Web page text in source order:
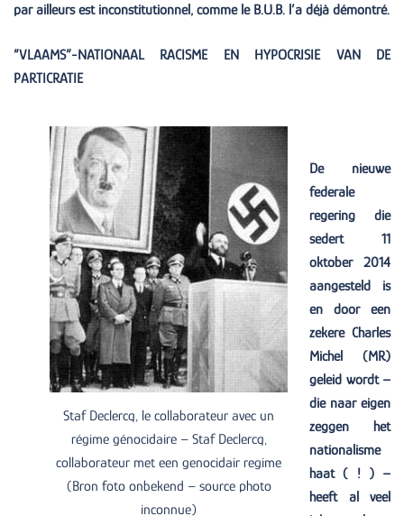
par ailleurs est inconstitutionnel, comme le B.U.B. l’a déjà démontré.
“VLAAMS”-NATIONAAL RACISME EN HYPOCRISIE VAN DE
PARTICRATIE
Staf Declercq, le collaborateur avec un
régime génocidaire – Staf Declercq,
collaborateur met een genocidair regime
(Bron foto onbekend – source photo
inconnue)
De nieuwe
federale
regering die
sedert 11
oktober 2014
aangesteld is
en door een
zekere Charles
Michel (MR)
geleid wordt –
die naar eigen
zeggen het
nationalisme
haat ( ! ) –
heeft al veel